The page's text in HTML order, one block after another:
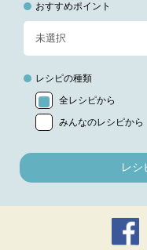
おすすめポイント
レシピの種類
全レシピから
みんなのレシピから
レシ